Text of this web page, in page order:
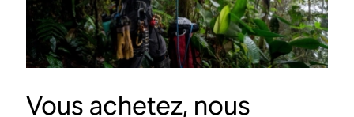
Vous achetez, nous